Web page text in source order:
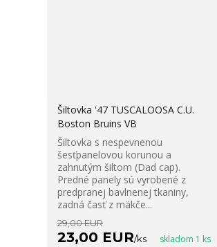
Šiltovka '47 TUSCALOOSA C.U.
Boston Bruins VB
Šiltovka s nespevnenou
šesťpanelovou korunou a
zahnutým šiltom (Dad cap).
Predné panely sú vyrobené z
predpranej bavlnenej tkaniny,
zadná časť z mäkče...
29,00 EUR
23,00 EUR/ks skladom 1 ks